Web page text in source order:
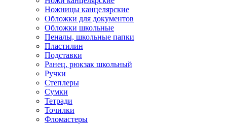
Ножницы канцелярские
Обложки для документов
Обложки школьные
Пеналы, школьные папки
Пластилин
Подставки
Ранец, рюкзак школьный
Ручки
Степлеры
Сумки
Тетради
Точилки
Фломастеры